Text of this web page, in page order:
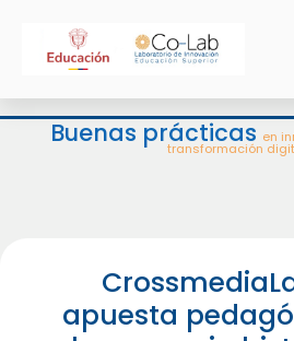
Buenas prácticas en
transformación
apuesta